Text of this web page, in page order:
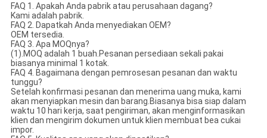
FAQ 1. Apakah Anda pabrik atau perusahaan dagang?
Kami adalah pabrik.
FAQ 2. Dapatkah Anda menyediakan OEM?
OEM tersedia.
FAQ 3. Apa MOQnya?
(1).MOQ adalah 1 buah.Pesanan persediaan sekali pakai
biasanya minimal 1 kotak.
FAQ 4. Bagaimana dengan pemrosesan pesanan dan waktu
tunggu?
Setelah konfirmasi pesanan dan menerima uang muka, kami
akan menyiapkan mesin dan barang.Biasanya bisa siap dalam
waktu 10 hari kerja, saat pengiriman, akan menginformasikan
klien dan mengirim dokumen untuk klien membuat bea cukai
impor.